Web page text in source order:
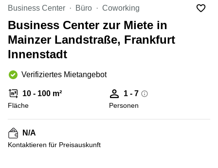
Düsseldorf
Büro
mieten
Köln
mieten
Essen
Büro
mieten
Seminarraum
Düsseldorf
10
Berlin
Kienberger
Allee 4
Berlin
Schönefeld
Bahnhofstrasse
8 Hannover
Speditionstraße
21 Regus
Arcus
Park
Torgauer
Business Center Büro Coworking
Business Center zur Miete in
Mainzer Landstraße, Frankfurt
Innenstadt
Verifiziertes Mietangebot
10 - 100 m²
Fläche
1 - 7
Personen
N/A
Kontaktieren für Preisauskunft